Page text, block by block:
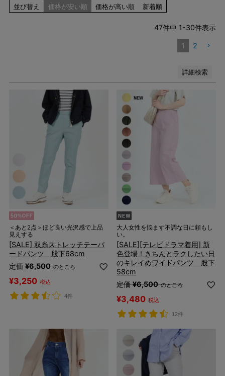
並び替え 価格が安い順 価格が高い順 新着順
47件中 1-30件表示
1 2
詳細検索
在庫なし商品
＜あと2点＞ほど良い光沢感で上品
見えする
[SALE] 双糸ストレッチテーパ
ードパンツ 股下68cm
定価 ¥6,500 のところ
¥3,250 税込
4件
大人女性を悩ます不調な日に頼もし
い。
[SALE][テレビドラマ着用] 新
色登場！きちんとラクしたい日
のキレイめワイドパンツ 股下
58cm
定価 ¥6,500 のところ
¥3,480 税込
12件